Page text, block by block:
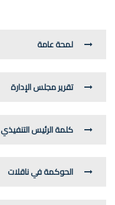
لمحة عامة
تقرير مجلس الإدارة
كلمة الرئيس التنفيذي
الحوكمة في ناقلات